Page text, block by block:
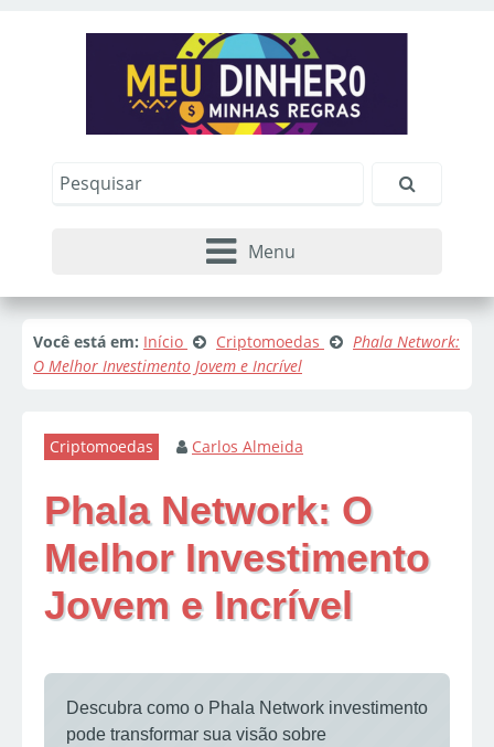
Menu
Você está em: Início Criptomoedas
Phala Network:
O Melhor Investimento Jovem e Incrível
Criptomoedas Carlos Almeida
Phala Network: O
Melhor Investimento
Jovem e Incrível
Descubra como o Phala Network investimento
pode transformar sua visão sobre